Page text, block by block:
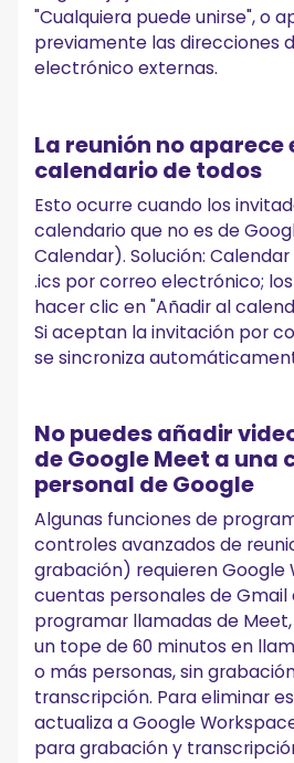
"Cualquiera puede unirse", o
previamente las direcciones
electrónico externas.
La reunión no aparece
calendario de todos
Esto ocurre cuando los
calendario que no es de
Calendar). Solución:
.ics por correo electrónico;
hacer clic en "Añadir al
Si aceptan la invitación por
se sincroniza
No puedes añadir
de Google Meet a una
personal de Google
Algunas funciones de
controles avanzados de
grabación) requieren Google
cuentas personales de Gmail
programar llamadas de
un tope de 60 minutos en
o más personas, sin
transcripción. Para eliminar
actualiza a Google
para grabación y